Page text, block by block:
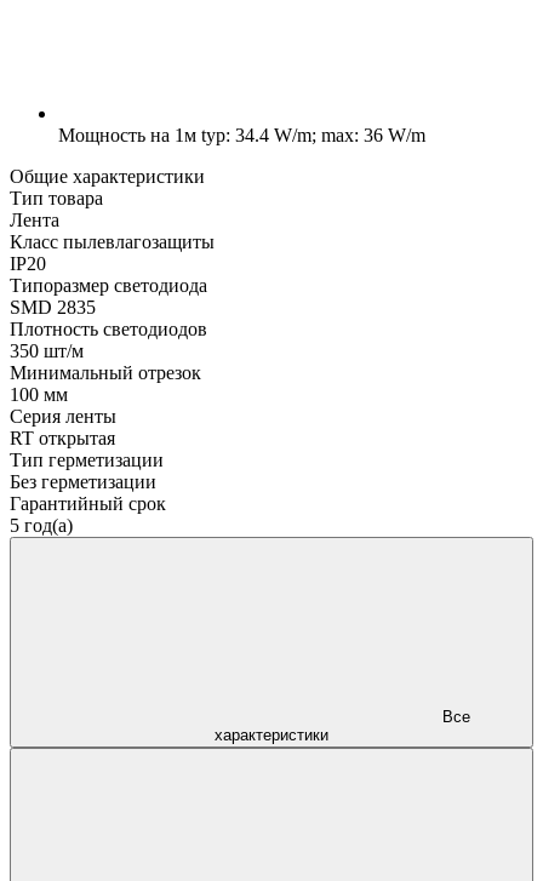
Мощность на 1м typ: 34.4 W/m; max: 36 W/m
Общие характеристики
Тип товара
Лента
Класс пылевлагозащиты
IP20
Типоразмер светодиода
SMD 2835
Плотность светодиодов
350 шт/м
Минимальный отрезок
100 мм
Серия ленты
RT открытая
Тип герметизации
Без герметизации
Гарантийный срок
5 год(а)
характеристики